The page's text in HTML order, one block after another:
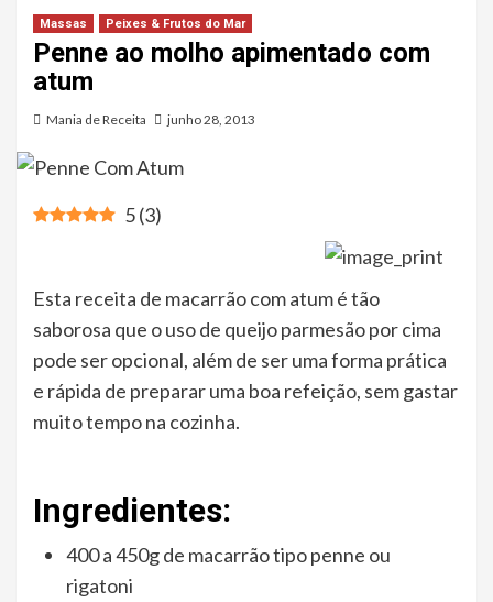
Massas Peixes & Frutos do Mar
Penne ao molho apimentado com
atum
Mania de Receita junho 28, 2013
5(3)
Esta receita de macarrão com atum é tão
saborosa que o uso de queijo parmesão por cima
pode ser opcional, além de ser uma forma prática
e rápida de preparar uma boa refeição, sem gastar
muito tempo na cozinha.
Ingredientes:
400 a 450g de macarrão tipo penne ou
rigatoni